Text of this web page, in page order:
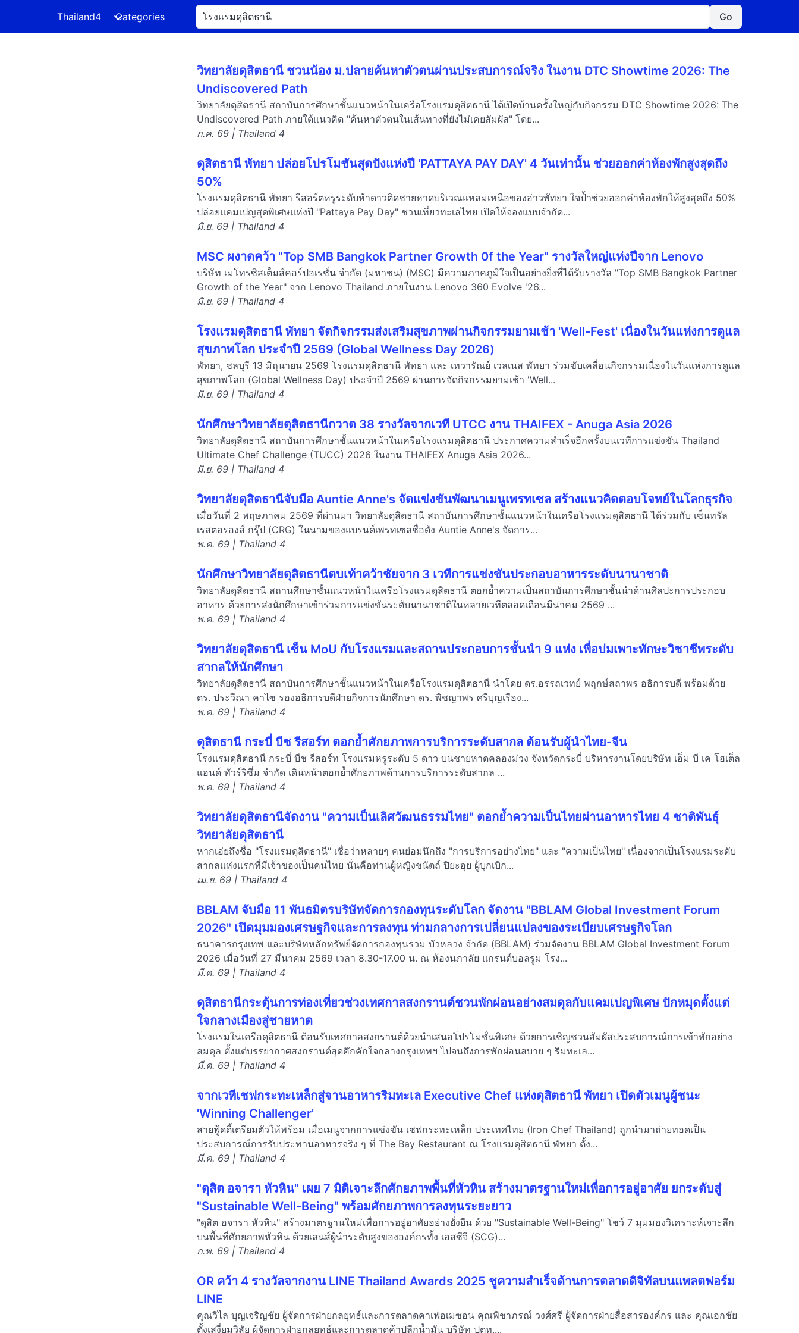
Thailand4 Categories Go
วิทยาลัยดุสิตธานี ชวนน้อง ม.ปลายค้นหาตัวตนผ่านประสบการณ์จริง ในงาน DTC Showtime 2026: The
Undiscovered Path
วิทยาลัยดุสิตธานี สถาบันการศึกษาชั้นแนวหน้าในเครือโรงแรมดุสิตธานี ได้เปิดบ้านครั้งใหญ่กับกิจกรรม DTC Showtime 2026: The
Undiscovered Path ภายใต้แนวคิด "ค้นหาตัวตนในเส้นทางที่ยังไม่เคยสัมผัส" โดย...
ก.ค. 69 | Thailand 4
ดุสิตธานี พัทยา ปล่อยโปรโมชันสุดปังแห่งปี 'PATTAYA PAY DAY' 4 วันเท่านั้น ช่วยออกค่าห้องพักสูงสุดถึง
50%
โรงแรมดุสิตธานี พัทยา รีสอร์ตหรูระดับห้าดาวติดชายหาดบริเวณแหลมเหนือของอ่าวพัทยา ใจป้ำช่วยออกค่าห้องพักให้สูงสุดถึง 50%
ปล่อยแคมเปญสุดพิเศษแห่งปี "Pattaya Pay Day" ชวนเที่ยวทะเลไทย เปิดให้จองแบบจำกัด...
มิ.ย. 69 | Thailand 4
MSC ผงาดคว้า "Top SMB Bangkok Partner Growth 0f the Year" รางวัลใหญ่แห่งปีจาก Lenovo
บริษัท เมโทรซิสเต็มส์คอร์ปอเรชั่น จำกัด (มหาชน) (MSC) มีความภาคภูมิใจเป็นอย่างยิ่งที่ได้รับรางวัล "Top SMB Bangkok Partner
Growth of the Year" จาก Lenovo Thailand ภายในงาน Lenovo 360 Evolve '26...
มิ.ย. 69 | Thailand 4
โรงแรมดุสิตธานี พัทยา จัดกิจกรรมส่งเสริมสุขภาพผ่านกิจกรรมยามเช้า 'Well-Fest' เนื่องในวันแห่งการดูแล
สุขภาพโลก ประจำปี 2569 (Global Wellness Day 2026)
พัทยา, ชลบุรี 13 มิถุนายน 2569 โรงแรมดุสิตธานี พัทยา และ เทวารัณย์ เวลเนส พัทยา ร่วมขับเคลื่อนกิจกรรมเนื่องในวันแห่งการดูแล
สุขภาพโลก (Global Wellness Day) ประจำปี 2569 ผ่านการจัดกิจกรรมยามเช้า 'Well...
มิ.ย. 69 | Thailand 4
นักศึกษาวิทยาลัยดุสิตธานีกวาด 38 รางวัลจากเวที UTCC งาน THAIFEX - Anuga Asia 2026
วิทยาลัยดุสิตธานี สถาบันการศึกษาชั้นแนวหน้าในเครือโรงแรมดุสิตธานี ประกาศความสำเร็จอีกครั้งบนเวทีการแข่งขัน Thailand
Ultimate Chef Challenge (TUCC) 2026 ในงาน THAIFEX Anuga Asia 2026...
มิ.ย. 69 | Thailand 4
วิทยาลัยดุสิตธานีจับมือ Auntie Anne's จัดแข่งขันพัฒนาเมนูเพรทเซล สร้างแนวคิดตอบโจทย์ในโลกธุรกิจ
เมื่อวันที่ 2 พฤษภาคม 2569 ที่ผ่านมา วิทยาลัยดุสิตธานี สถาบันการศึกษาชั้นแนวหน้าในเครือโรงแรมดุสิตธานี ได้ร่วมกับ เซ็นทรัล
เรสตอรองส์ กรุ๊ป (CRG) ในนามของแบรนด์เพรทเซลชื่อดัง Auntie Anne's จัดการ...
พ.ค. 69 | Thailand 4
นักศึกษาวิทยาลัยดุสิตธานีตบเท้าคว้าชัยจาก 3 เวทีการแข่งขันประกอบอาหารระดับนานาชาติ
วิทยาลัยดุสิตธานี สถานศึกษาชั้นแนวหน้าในเครือโรงแรมดุสิตธานี ตอกย้ำความเป็นสถาบันการศึกษาชั้นนำด้านศิลปะการประกอบ
อาหาร ด้วยการส่งนักศึกษาเข้าร่วมการแข่งขันระดับนานาชาติในหลายเวทีตลอดเดือนมีนาคม 2569 ...
พ.ค. 69 | Thailand 4
วิทยาลัยดุสิตธานี เซ็น MoU กับโรงแรมและสถานประกอบการชั้นนำ 9 แห่ง เพื่อบ่มเพาะทักษะวิชาชีพระดับ
สากลให้นักศึกษา
วิทยาลัยดุสิตธานี สถาบันการศึกษาชั้นแนวหน้าในเครือโรงแรมดุสิตธานี นำโดย ดร.อรรถเวทย์ พฤกษ์สถาพร อธิการบดี พร้อมด้วย
ดร. ประวีณา คาไซ รองอธิการบดีฝ่ายกิจการนักศึกษา ดร. พิชญาพร ศรีบุญเรือง...
พ.ค. 69 | Thailand 4
ดุสิตธานี กระบี่ บีช รีสอร์ท ตอกย้ำศักยภาพการบริการระดับสากล ต้อนรับผู้นำไทย-จีน
โรงแรมดุสิตธานี กระบี่ บีช รีสอร์ท โรงแรมหรูระดับ 5 ดาว บนชายหาดคลองม่วง จังหวัดกระบี่ บริหารงานโดยบริษัท เอ็ม บี เค โฮเต็ล
แอนด์ ทัวร์ริซึ่ม จำกัด เดินหน้าตอกย้ำศักยภาพด้านการบริการระดับสากล ...
พ.ค. 69 | Thailand 4
วิทยาลัยดุสิตธานีจัดงาน "ความเป็นเลิศวัฒนธรรมไทย" ตอกย้ำความเป็นไทยผ่านอาหารไทย 4 ชาติพันธุ์
วิทยาลัยดุสิตธานี
หากเอ่ยถึงชื่อ "โรงแรมดุสิตธานี" เชื่อว่าหลายๆ คนย่อมนึกถึง "การบริการอย่างไทย" และ "ความเป็นไทย" เนื่องจากเป็นโรงแรมระดับ
สากลแห่งแรกที่มีเจ้าของเป็นคนไทย นั่นคือท่านผู้หญิงชนัตถ์ ปิยะอุย ผู้บุกเบิก...
เม.ย. 69 | Thailand 4
BBLAM จับมือ 11 พันธมิตรบริษัทจัดการกองทุนระดับโลก จัดงาน "BBLAM Global Investment Forum
2026" เปิดมุมมองเศรษฐกิจและการลงทุน ท่ามกลางการเปลี่ยนแปลงของระเบียบเศรษฐกิจโลก
ธนาคารกรุงเทพ และบริษัทหลักทรัพย์จัดการกองทุนรวม บัวหลวง จำกัด (BBLAM) ร่วมจัดงาน BBLAM Global Investment Forum
2026 เมื่อวันที่ 27 มีนาคม 2569 เวลา 8.30-17.00 น. ณ ห้องนภาลัย แกรนด์บอลรูม โรง...
มี.ค. 69 | Thailand 4
ดุสิตธานีกระตุ้นการท่องเที่ยวช่วงเทศกาลสงกรานต์ชวนพักผ่อนอย่างสมดุลกับแคมเปญพิเศษ ปักหมุดตั้งแต่
ใจกลางเมืองสู่ชายหาด
โรงแรมในเครือดุสิตธานี ต้อนรับเทศกาลสงกรานต์ด้วยนำเสนอโปรโมชั่นพิเศษ ด้วยการเชิญชวนสัมผัสประสบการณ์การเข้าพักอย่าง
สมดุล ตั้งแต่บรรยากาศสงกรานต์สุดคึกคักใจกลางกรุงเทพฯ ไปจนถึงการพักผ่อนสบาย ๆ ริมทะเล...
มี.ค. 69 | Thailand 4
จากเวทีเชฟกระทะเหล็กสู่จานอาหารริมทะเล Executive Chef แห่งดุสิตธานี พัทยา เปิดตัวเมนูผู้ชนะ
'Winning Challenger'
สายฟู้ดดี้เตรียมตัวให้พร้อม เมื่อเมนูจากการแข่งขัน เชฟกระทะเหล็ก ประเทศไทย (Iron Chef Thailand) ถูกนำมาถ่ายทอดเป็น
ประสบการณ์การรับประทานอาหารจริง ๆ ที่ The Bay Restaurant ณ โรงแรมดุสิตธานี พัทยา ตั้ง...
มี.ค. 69 | Thailand 4
"ดุสิต อจารา หัวหิน" เผย 7 มิติเจาะลึกศักยภาพพื้นที่หัวหิน สร้างมาตรฐานใหม่เพื่อการอยู่อาศัย ยกระดับสู่
"Sustainable Well-Being" พร้อมศักยภาพการลงทุนระยะยาว
"ดุสิต อจารา หัวหิน" สร้างมาตรฐานใหม่เพื่อการอยู่อาศัยอย่างยั่งยืน ด้วย "Sustainable Well-Being" โชว์ 7 มุมมองวิเคราะห์เจาะลึก
บนพื้นที่ศักยภาพหัวหิน ด้วยเลนส์ผู้นำระดับสูงขององค์กรทั้ง เอสซีจี (SCG)...
ก.พ. 69 | Thailand 4
OR คว้า 4 รางวัลจากงาน LINE Thailand Awards 2025 ชูความสำเร็จด้านการตลาดดิจิทัลบนแพลตฟอร์ม
LINE
คุณวิไล บุญเจริญชัย ผู้จัดการฝ่ายกลยุทธ์และการตลาดคาเฟ่อเมซอน คุณพิชาภรณ์ วงศ์ศรี ผู้จัดการฝ่ายสื่อสารองค์กร และ คุณเอกชัย
ตั้งเสงี่ยมวิสัย ผู้จัดการฝ่ายกลยุทธ์และการตลาดค้าปลีกน้ำมัน บริษัท ปตท....